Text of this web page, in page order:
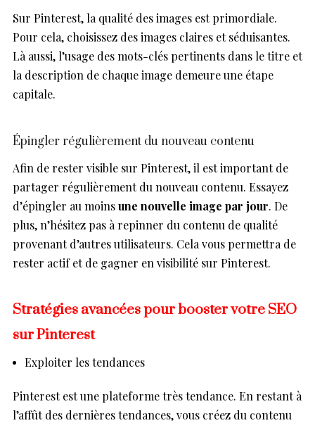
Sur Pinterest, la qualité des images est primordiale.
Pour cela, choisissez des images claires et séduisantes.
Là aussi, l’usage des mots-clés pertinents dans le titre et
la description de chaque image demeure une étape
capitale.
Épingler régulièrement du nouveau contenu
Afin de rester visible sur Pinterest, il est important de
partager régulièrement du nouveau contenu. Essayez
d’épingler au moinsune nouvelle image par jour. De
plus, n’hésitez pas à repinner du contenu de qualité
provenant d’autres utilisateurs. Cela vous permettra de
rester actif et de gagner en visibilité sur Pinterest.
Stratégies avancées pour booster votre SEO
sur Pinterest
Exploiter les tendances
Pinterest est une plateforme très tendance. En restant à
l’affût des dernières tendances, vous créez du contenu